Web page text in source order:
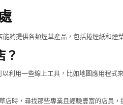
夠提供各類煙草產品，包括捲煙紙和煙
？
利用一些線上工具，比如地圖應用程式
店時，尋找那些專業且經驗豐富的店員